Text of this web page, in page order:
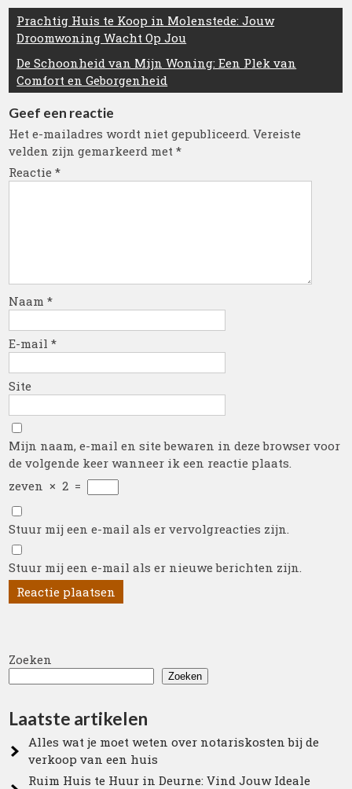
Berichtnavigatie
Prachtig Huis te Koop in Molenstede: Jouw
Droomwoning Wacht Op Jou
De Schoonheid van Mijn Woning: Een Plek van
Comfort en Geborgenheid
Geef een reactie
Het e-mailadres wordt niet gepubliceerd. Vereiste
velden zijn gemarkeerd met*
Reactie*
Naam*
E-mail*
Site
Mijn naam, e-mail en site bewaren in deze browser voor
de volgende keer wanneer ik een reactie plaats.
zeven × 2 =
Stuur mij een e-mail als er vervolgreacties zijn.
Stuur mij een e-mail als er nieuwe berichten zijn.
Zoeken
Zoeken
Laatste artikelen
Alles wat je moet weten over notariskosten bij de
verkoop van een huis
Ruim Huis te Huur in Deurne: Vind Jouw Ideale